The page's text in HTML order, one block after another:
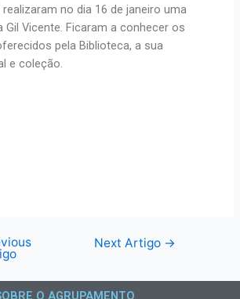
no dia 16 de janeiro uma
Gil Vicente. Ficaram a conhecer os
pela Biblioteca, a sua
e coleção.
Next Artigo →
O AGRUPAMENTO